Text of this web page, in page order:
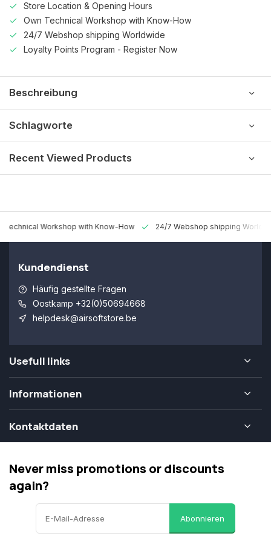
Store Location & Opening Hours
Own Technical Workshop with Know-How
24/7 Webshop shipping Worldwide
Loyalty Points Program - Register Now
Beschreibung
Schlagworte
Recent Viewed Products
Technical Workshop with Know-How 24/7 Webshop shipping
Kundendienst
Häufig gestellte Fragen
Oostkamp +32(0)50694668
helpdesk@airsoftstore.be
Usefull links
Informationen
Kontaktdaten
Never miss promotions or discounts
again?
Abonnieren